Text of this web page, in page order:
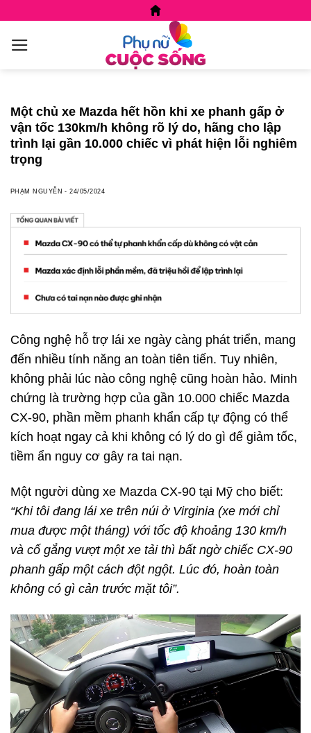
content
Một chủ xe Mazda hết hồn khi xe phanh gấp ở
vận tốc 130km/h không rõ lý do, hãng cho lập
trình lại gần 10.000 chiếc vì phát hiện lỗi nghiêm
trọng
PHẠM NGUYỄN -24/05/2024
Công nghệ hỗ trợ lái xe ngày càng phát triển, mang
đến nhiều tính năng an toàn tiên tiến. Tuy nhiên,
không phải lúc nào công nghệ cũng hoàn hảo. Minh
chứng là trường hợp của gần 10.000 chiếc Mazda
CX-90, phần mềm phanh khẩn cấp tự động có thể
kích hoạt ngay cả khi không có lý do gì để giảm tốc,
tiềm ẩn nguy cơ gây ra tai nạn.
Một người dùng xe Mazda CX-90 tại Mỹ cho biết:
“Khi tôi đang lái xe trên núi ở Virginia (xe mới chỉ
mua được một tháng) với tốc độ khoảng 130 km/h
và cố gắng vượt một xe tải thì bất ngờ chiếc CX-90
phanh gấp một cách đột ngột. Lúc đó, hoàn toàn
không có gì cản trước mặt tôi”.